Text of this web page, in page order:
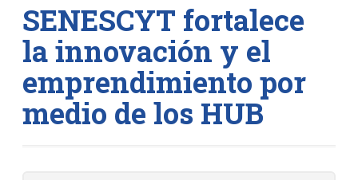
SENESCYT fortalece
la innovación y el
emprendimiento por
medio de los HUB